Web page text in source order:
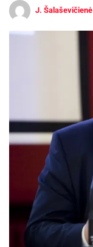
J. Šalaševičienė